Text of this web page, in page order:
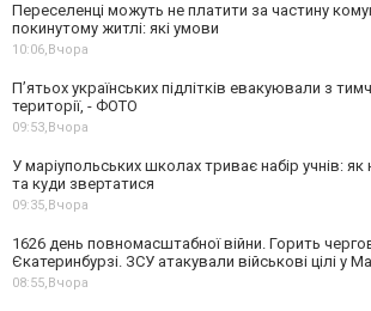
Переселенці можуть не платити за частину
покинутому житлі: які умови
10:06,Вчора
П’ятьох українських підлітків евакуювали з
території, - ФОТО
09:53,Вчора
У маріупольських школах триває набір учнів: як
та куди звертатися
09:35,Вчора
1626 день повномасштабної війни. Горить
Єкатеринбурзі. ЗСУ атакували військові цілі у
08:55,Вчора